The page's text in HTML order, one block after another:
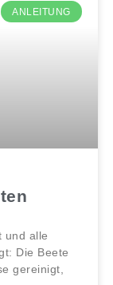
ANLEITUNG
und alle
Die Beete
gereinigt,